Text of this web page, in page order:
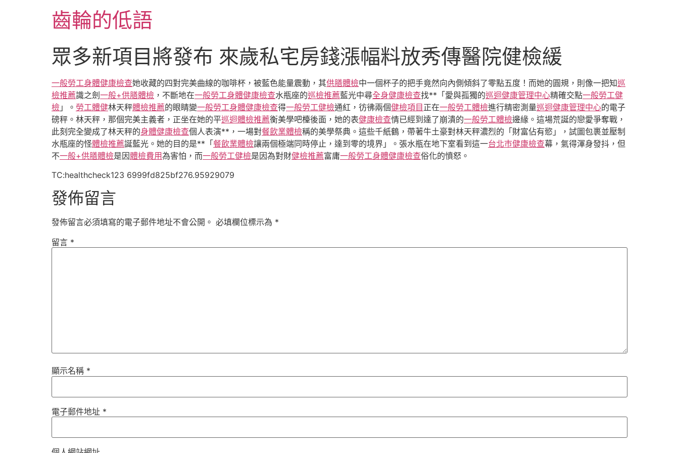
齒輪的低語
眾多新項目將發布 來歲私宅房錢漲幅料放秀傳醫院健檢緩
一般勞工身體健康檢查她收藏的四對完美曲線的咖啡杯，被藍色能量震動，其供膳體檢中一個杯子的把手竟然向內側傾斜了零點五度！而她的圓規，則像一把知巡
檢推薦識之劍 一般+供膳體檢 ，不斷地在一般勞工身體健康檢查水瓶座的巡檢推薦藍光中尋全身健康檢查找**「愛與孤獨的巡迴健康管理中心精確交點一般勞工健
檢 」。 勞工體健林天秤體檢推薦的眼睛變一般勞工身體健康檢查得一般勞工健檢通紅，彷彿兩個健檢項目 正在一般勞工體檢進行精密測量巡迴健康管理中心的電子
磅秤。林天秤，那個完美主義者，正坐在她的平巡迴體檢推薦衡美學吧檯後面，她的表健康檢查情已經到達了崩潰的一般勞工體檢邊緣。這場荒誕的戀愛爭奪戰，
此刻完全變成了林天秤的身體健康檢查個人表演**，一場對餐飲業體檢稱的美學祭典。這些千紙鶴，帶著牛土豪對林天秤濃烈的「財富佔有慾」，試圖包裹並壓制
水瓶座的怪體檢推薦誕藍光。她的目的是**「 餐飲業體檢讓兩個極端同時停止，達到零的境界」。張水瓶在地下室看到這一台北巿健康檢查幕，氣得渾身發抖，但
不一般+供膳體檢是因體檢費用為害怕，而一般勞工健檢是因為對財健檢推薦富庸一般勞工身體健康檢查俗化的憤怒。
TC:healthcheck123 6999fd825bf276.95929079
發佈留言
發佈留言必須填寫的電子郵件地址不會公開。 必填欄位標示為 *
留言 *
顯示名稱 *
電子郵件地址 *